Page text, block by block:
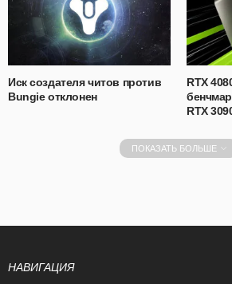
Иск создателя читов против
Bungie отклонен
RTX
RTX
ПОКАЗАТЬ БОЛЬШЕ
НАВИГАЦИЯ